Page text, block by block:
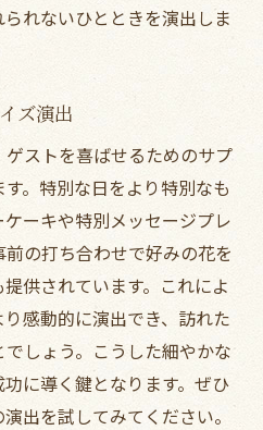
れないひとときを演出しま
ズ演出
ストを喜ばせるためのサプ
。特別な日をより特別なも
ーキや特別メッセージプレ
の打ち合わせで好みの花を
供されています。これによ
感動的に演出でき、訪れた
しょう。こうした細やかな
に導く鍵となります。ぜひ
出を試してみてください。